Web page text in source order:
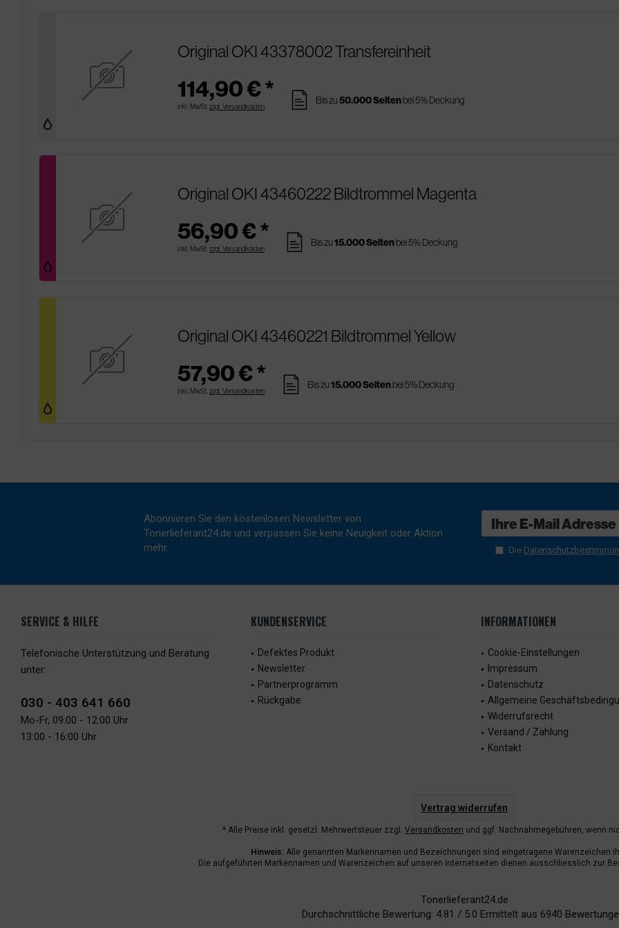
Original OKI 43378002 Transfereinheit
114,90 € *
inkl. MwSt. zzgl. Versandkosten pages Bis zu50.000 Seitenbei 5% Deckung
Original OKI 43460222 Bildtrommel Magenta
56,90 € *
inkl. MwSt. zzgl. Versandkosten pages Bis zu15.000 Seitenbei 5% Deckung
Original OKI 43460221 Bildtrommel Yellow
57,90 € *
inkl. MwSt. zzgl. Versandkosten pages Bis zu15.000 Seitenbei 5% Deckung
Abonnieren Sie den kostenlosen Newsletter von
Tonerlieferant24.de und verpassen Sie keine Neuigkeit oder Aktion
mehr.
Die
SERVICE & HILFE
Telefonische Unterstützung und Beratung
unter:
030 - 403 641 660
Mo-Fr, 09:00 - 12:00 Uhr
13:00 - 16:00 Uhr
KUNDENSERVICE
Defektes Produkt
Newsletter
Partnerprogramm
Rückgabe
INFORMATIONEN
Cookie-Einstellungen
Impressum
Datenschutz
Allgemeine
Widerrufsrecht
Versand / Zahlung
Kontakt
Vertrag widerrufen
* Alle Preise inkl. gesetzl. Mehrwertsteuer zzgl. Versandkosten und ggf. Nachnahmegebühren, wenn
Hinweis: Alle genannten Markennamen und Bezeichnungen sind eingetragene Warenzeichen
Die aufgeführten Markennamen und Warenzeichen auf unseren Internetseiten dienen ausschliesslich zur
Tonerlieferant24.de
Durchschnittliche Bewertung: 4.81 / 5.0 Ermittelt aus 6940